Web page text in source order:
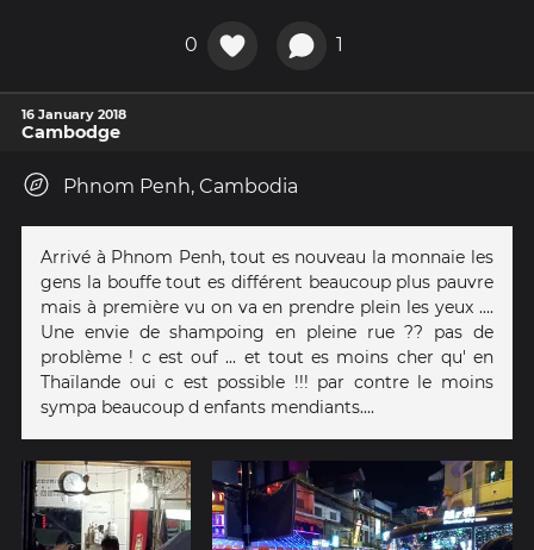
0 1
16 January 2018
Cambodge
Phnom Penh, Cambodia
Arrivé à Phnom Penh, tout es nouveau la monnaie les
gens la bouffe tout es différent beaucoup plus pauvre
mais à première vu on va en prendre plein les yeux ....
Une envie de shampoing en pleine rue ?? pas de
problème ! c est ouf ... et tout es moins cher qu' en
Thaïlande oui c est possible !!! par contre le moins
sympa beaucoup d enfants mendiants....